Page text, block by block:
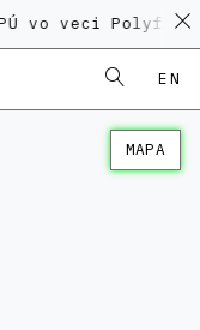
Polyfunkčného
EN
MAPA